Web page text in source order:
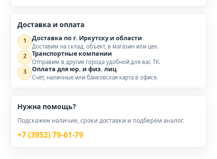
Доставка и оплата
1 Доставка по г. Иркутску и области
Доставим на склад, объект, в магазин или цех.
2 Транспортные компании
Отправим в другие города удобной для вас ТК.
3 Оплата для юр. и физ. лиц
Счёт, наличные или банковская карта в офисе.
Нужна помощь?
Подскажем наличие, сроки доставки и подберём аналог.
+7 (3952) 79-61-79